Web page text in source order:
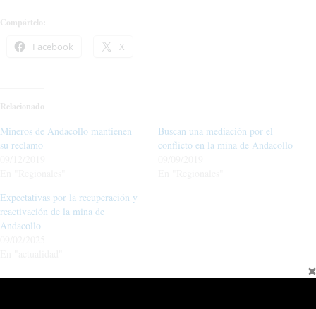
Compártelo:
Facebook X
Relacionado
Mineros de Andacollo mantienen
su reclamo
Buscan una mediación por el
conflicto en la mina de Andacollo
Expectativas por la recuperación y
reactivación de la mina de
Andacollo